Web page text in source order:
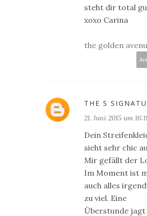
steht dir total
xoxo Carina
the golden
THE S
21. Juni 2015 um
Dein
sieht sehr chic
Mir gefällt der
Im Moment ist
auch alles
zu viel. Eine
Überstunde jagt